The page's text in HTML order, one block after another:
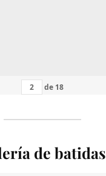
de 18
de batidas